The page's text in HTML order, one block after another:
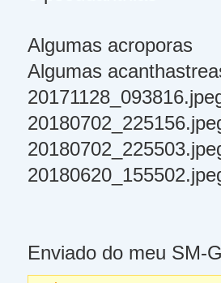
Algumas acroporas
Algumas
Enviado do meu SM-